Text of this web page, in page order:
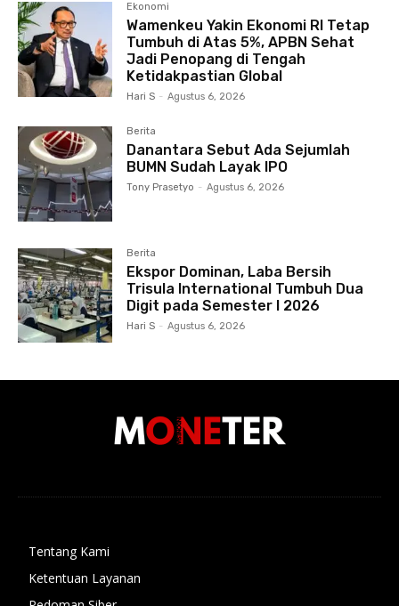
Ekonomi
Wamenkeu Yakin Ekonomi RI Tetap
Tumbuh di Atas 5%, APBN Sehat
Jadi Penopang di Tengah
Ketidakpastian Global
Hari S - Agustus 6, 2026
Berita
Danantara Sebut Ada Sejumlah
BUMN Sudah Layak IPO
Tony Prasetyo - Agustus 6, 2026
Berita
Ekspor Dominan, Laba Bersih
Trisula International Tumbuh Dua
Digit pada Semester I 2026
Hari S - Agustus 6, 2026
Tentang Kami
Ketentuan Layanan